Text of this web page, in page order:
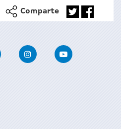
Comparte
Twitter InstagramYoutube